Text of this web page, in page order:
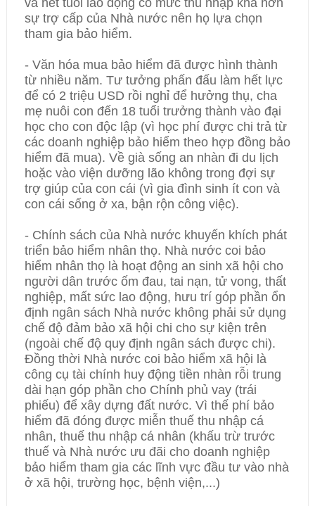
và hết tuổi lao động có mức thu nhập khá hơn
sự trợ cấp của Nhà nước nên họ lựa chọn
tham gia bảo hiểm.
- Văn hóa mua bảo hiểm đã được hình thành
từ nhiều năm. Tư tưởng phấn đấu làm hết lực
để có 2 triệu USD rồi nghỉ để hưởng thụ, cha
mẹ nuôi con đến 18 tuổi trưởng thành vào đại
học cho con độc lập (vì học phí được chi trả từ
các doanh nghiệp bảo hiểm theo hợp đồng bảo
hiểm đã mua). Về già sống an nhàn đi du lịch
hoặc vào viện dưỡng lão không trong đợi sự
trợ giúp của con cái (vì gia đình sinh ít con và
con cái sống ở xa, bận rộn công việc).
- Chính sách của Nhà nước khuyến khích phát
triển bảo hiểm nhân thọ. Nhà nước coi bảo
hiểm nhân thọ là hoạt động an sinh xã hội cho
người dân trước ốm đau, tai nạn, tử vong, thất
nghiệp, mất sức lao động, hưu trí góp phần ổn
định ngân sách Nhà nước không phải sử dụng
chế độ đảm bảo xã hội chi cho sự kiện trên
(ngoài chế độ quy định ngân sách được chi).
Đồng thời Nhà nước coi bảo hiểm xã hội là
công cụ tài chính huy động tiền nhàn rỗi trung
dài hạn góp phần cho Chính phủ vay (trái
phiếu) để xây dựng đất nước. Vì thế phí bảo
hiểm đã đóng được miễn thuế thu nhập cá
nhân, thuế thu nhập cá nhân (khấu trừ trước
thuế và Nhà nước ưu đãi cho doanh nghiệp
bảo hiểm tham gia các lĩnh vực đầu tư vào nhà
ở xã hội, trường học, bệnh viện,...)